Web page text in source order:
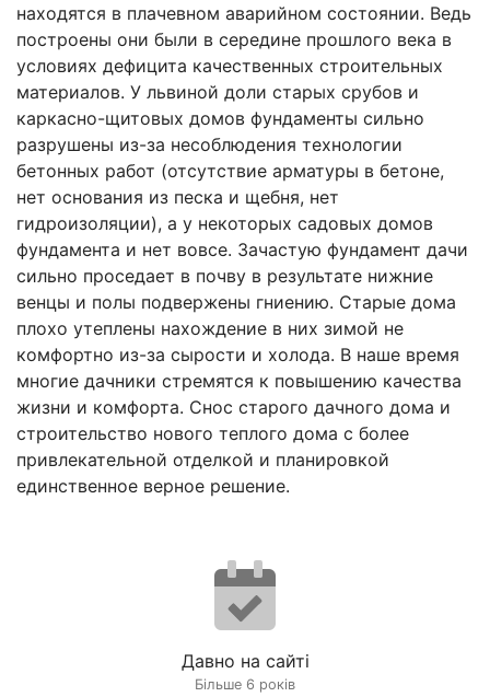
находятся в плачевном аварийном состоянии. Ведь
построены они были в середине прошлого века в
условиях дефицита качественных строительных
материалов. У львиной доли старых срубов и
каркасно-щитовых домов фундаменты сильно
разрушены из-за несоблюдения технологии
бетонных работ (отсутствие арматуры в бетоне,
нет основания из песка и щебня, нет
гидроизоляции), а у некоторых садовых домов
фундамента и нет вовсе. Зачастую фундамент дачи
сильно проседает в почву в результате нижние
венцы и полы подвержены гниению. Старые дома
плохо утеплены нахождение в них зимой не
комфортно из-за сырости и холода. В наше время
многие дачники стремятся к повышению качества
жизни и комфорта. Снос старого дачного дома и
строительство нового теплого дома с более
привлекательной отделкой и планировкой
единственное верное решение.
Давно на сайті
Більше 6 років